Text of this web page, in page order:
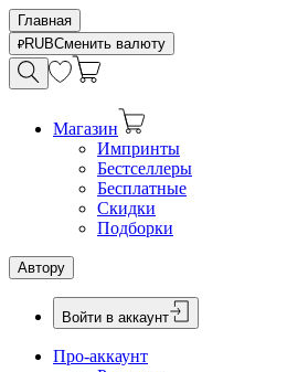
Главная
RUBСменить валюту
Магазин
Импринты
Бестселлеры
Бесплатные
Скидки
Подборки
Автору
Войти в аккаунт
Про-аккаунт